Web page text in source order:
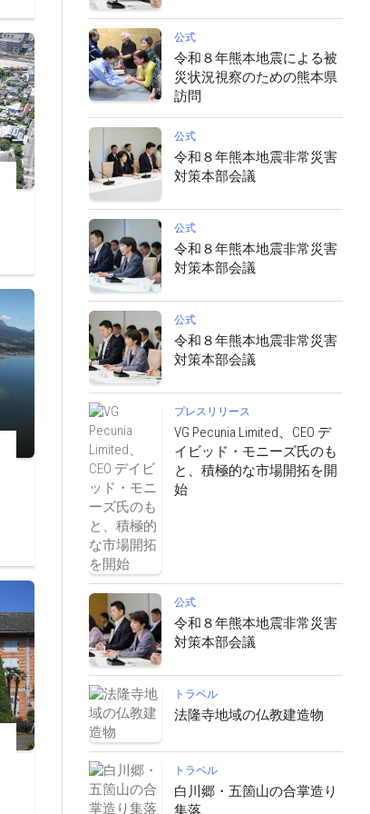
公式
令和８年熊本地震による被
災状況視察のための熊本県
訪問
公式
令和８年熊本地震非常災害
対策本部会議
公式
令和８年熊本地震非常災害
対策本部会議
公式
令和８年熊本地震非常災害
対策本部会議
プレスリリース
VG Pecunia Limited、CEO デ
イビッド・モニーズ氏のも
と、積極的な市場開拓を開
始
公式
令和８年熊本地震非常災害
対策本部会議
トラベル
法隆寺地域の仏教建造物
トラベル
白川郷・五箇山の合掌造り
集落